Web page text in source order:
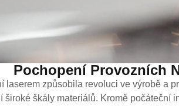
Pochopení Provozních
laserem způsobila revoluci ve výrobě a
široké škály materiálů. Kromě počáteční